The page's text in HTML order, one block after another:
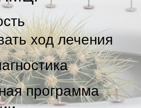
приём
хирурга